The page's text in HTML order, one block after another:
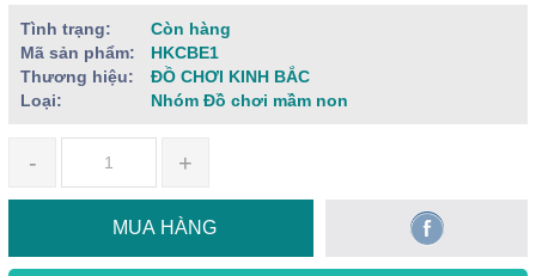
Tình trạng:
Còn hàng
Mã sản phẩm:
HKCBE1
Thương hiệu:
ĐỒ CHƠI KINH BẮC
Loại:
Nhóm Đồ chơi mầm non
- +
MUA HÀNG